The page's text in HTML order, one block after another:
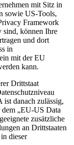
mit Sitz in
sowie US-Tools,
Framework
sind, können Ihre
und dort
in
mit der EU
kann.
Drittstaat
danach zulässig,
„EU-US Data
zusätzliche
an Drittstaaten
dieser